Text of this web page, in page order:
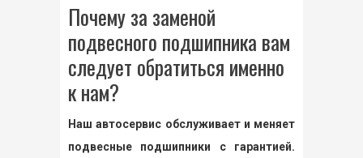
Почему за заменой
подвесного подшипника вам
следует обратиться именно
к нам?
Наш автосервис обслуживает и меняет
подвесные подшипники с гарантией.